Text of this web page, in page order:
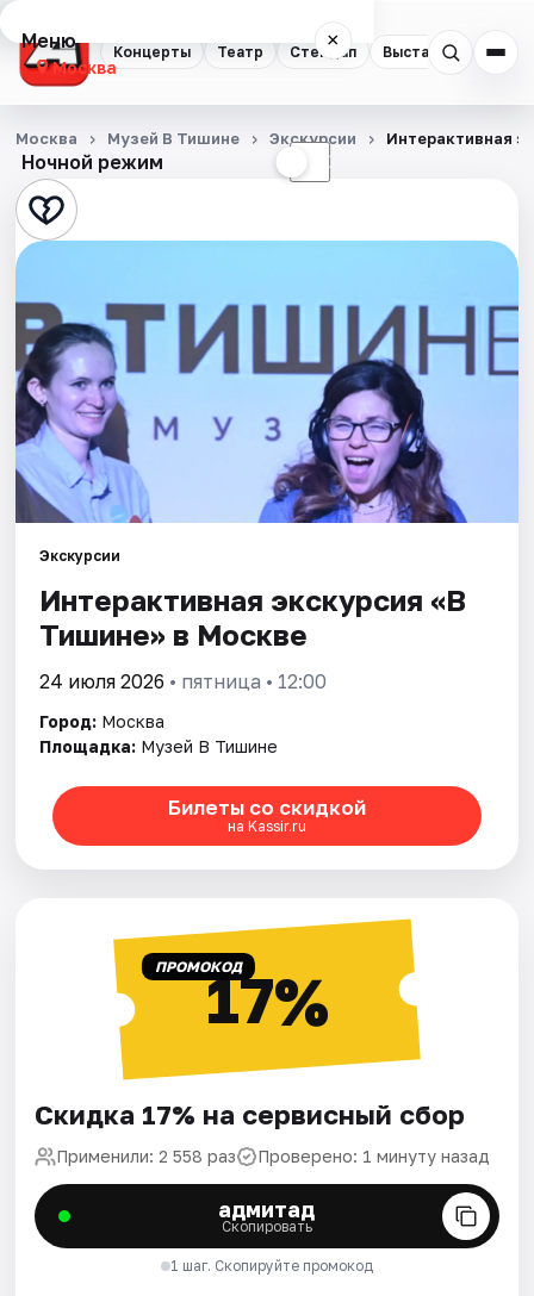
Концерты Театр Стендап Выставки
Меню ×
Москва
Концерты
Театр
Стендап
Квесты
Экскурсии
Спорт
События
Города
Площадки
Рейтинги
Ночной режим ☾
Москва Музей В Тишине Экскурсии Интерактивная
Экскурсии
Интерактивная экскурсия «В
Тишине» в Москве
24 июля 2026 • пятница • 12:00
Город: Москва
Площадка: Музей В Тишине
Билеты со скидкой
на Kassir.ru
ПРОМОКОД17%
Скидка 17% на сервисный сбор
Применили: 2 558 раз Проверено: 1 минуту назад
адмитад
Скопировать
1 шаг. Скопируйте промокод